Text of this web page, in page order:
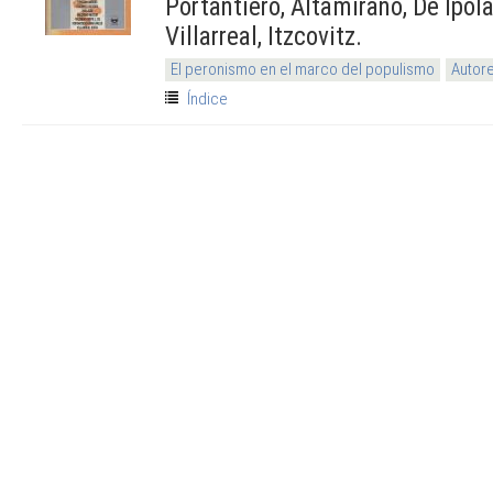
Villarreal, Itzcovitz.
El peronismo en el marco del populismo
Índice